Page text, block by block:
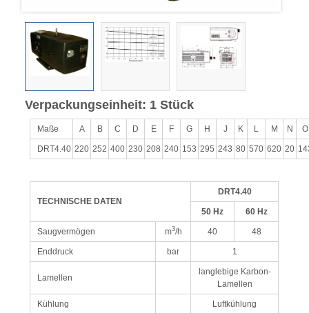
Verpackungseinheit: 1 Stück
Maße A B C D E F G H J K L M N O
DRT4.40 220 252 400 230 208 240 153 295 243 80 570 620 20
TECHNISCHE DATEN
DRT4.40
50 Hz 60 Hz
Saugvermögen m3/h 40 48
Enddruck bar 1
Lamellen
langlebige Karbon-
Lamellen
Kühlung Luftkühlung